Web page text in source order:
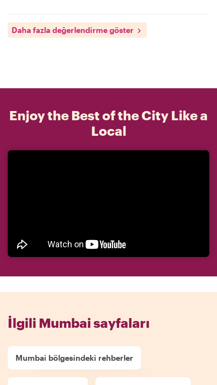
Daha fazla değerlendirme göster
Enjoy the Best of the City Like a
Local
İlgili Mumbai sayfaları
Mumbai bölgesindeki rehberler